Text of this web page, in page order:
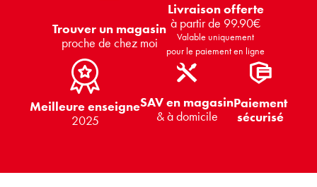
Trouver un magasin
proche de chez moi
Livraison offerte
à partir de 99.90€
Valable uniquement
pour le paiement en ligne
Meilleure enseigne
2025
SAV en magasin
& à domicile
Paiement
sécurisé